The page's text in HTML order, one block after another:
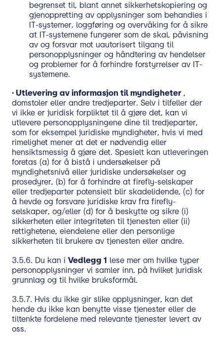
begrenset til, blant annet sikkerhetskopiering og
gjenoppretting av opplysninger som behandles i
IT-systemer, loggføring og overvåking for å sikre
at IT-systemene fungerer som de skal, påvisning
av og forsvar mot uautorisert tilgang til
personopplysninger og håndtering av hendelser
og problemer for å forhindre forstyrrelser av IT-
systemene.
· Utlevering av informasjon til myndigheter ,
domstoler eller andre tredjeparter. Selv i tilfeller der
vi ikke er juridisk forpliktet til å gjøre det, kan vi
utlevere personopplysningene dine til tredjeparter,
som for eksempel juridiske myndigheter, hvis vi med
rimelighet mener at det er nødvendig eller
hensiktsmessig å gjøre det. Spesielt kan utleveringen
foretas (a) for å bistå i undersøkelser på
myndighetsnivå eller juridiske undersøkelser og
prosedyrer, (b) for å forhindre at firefly-selskaper
eller tredjeparter potensielt blir skadelidende, (c) for
å hevde og forsvare juridiske krav fra firefly-
selskaper, og/eller (d) for å beskytte og sikre (i)
sikkerheten eller integriteten til tjenesten eller (ii)
rettighetene, eiendelene eller den personlige
sikkerheten til brukere av tjenesten eller andre.
3.5.6. Du kan i Vedlegg 1 lese mer om hvilke typer
personopplysninger vi samler inn, på hvilket juridisk
grunnlag og til hvilke bruksformål.
3.5.7. Hvis du ikke gir slike opplysninger, kan det
hende du ikke kan benytte visse tjenester eller de
tiltenkte fordelene med relevante tjenester levert av
oss.